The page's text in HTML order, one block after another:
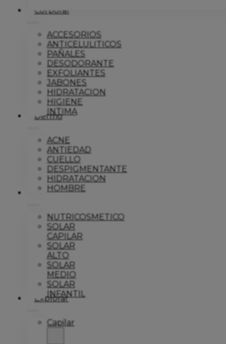
Corporal
ACCESORIOS
ANTICELULITICOS
PAÑALES
DESODORANTE
EXFOLIANTES
JABONES
HIDRATACION
HIGIENE
INTIMA
Dermo
ACNE
ANTIEDAD
CUELLO
DESPIGMENTANTE
HIDRATACION
HOMBRE
Solar
NUTRICOSMETICO
SOLAR
CAPILAR
SOLAR
ALTO
SOLAR
MEDIO
SOLAR
INFANTIL
Explorar
Capilar